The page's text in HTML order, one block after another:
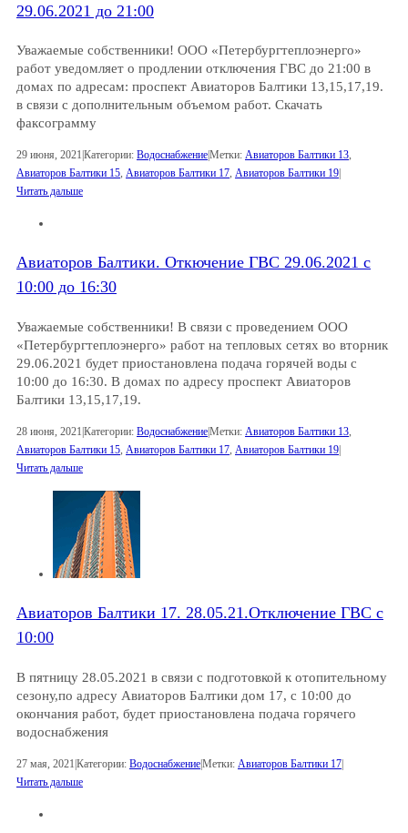
29.06.2021 до 21:00
Уважаемые собственники! ООО «Петербургтеплоэнерго»
работ уведомляет о продлении отключения ГВС до 21:00 в
домах по адресам: проспект Авиаторов Балтики 13,15,17,19.
в связи с дополнительным объемом работ. Скачать
факсограмму
29 июня, 2021 Категории: ВодоснабжениеМетки: Авиаторов Балтики 13,
Авиаторов Балтики 15, Авиаторов Балтики 17, Авиаторов Балтики 19
Читать дальше
Авиаторов Балтики. Откючение ГВС 29.06.2021 с
10:00 до 16:30
Уважаемые собственники! В связи с проведением ООО
«Петербургтеплоэнерго» работ на тепловых сетях во вторник
29.06.2021 будет приостановлена подача горячей воды с
10:00 до 16:30. В домах по адресу проспект Авиаторов
Балтики 13,15,17,19.
28 июня, 2021 Категории: ВодоснабжениеМетки: Авиаторов Балтики 13,
Авиаторов Балтики 15, Авиаторов Балтики 17, Авиаторов Балтики 19
Читать дальше
Авиаторов Балтики 17. 28.05.21.Отключение ГВС с
10:00
В пятницу 28.05.2021 в связи с подготовкой к отопительному
сезону,по адресу Авиаторов Балтики дом 17, с 10:00 до
окончания работ, будет приостановлена подача горячего
водоснабжения
27 мая, 2021 Категории: ВодоснабжениеМетки: Авиаторов Балтики 17
Читать дальше